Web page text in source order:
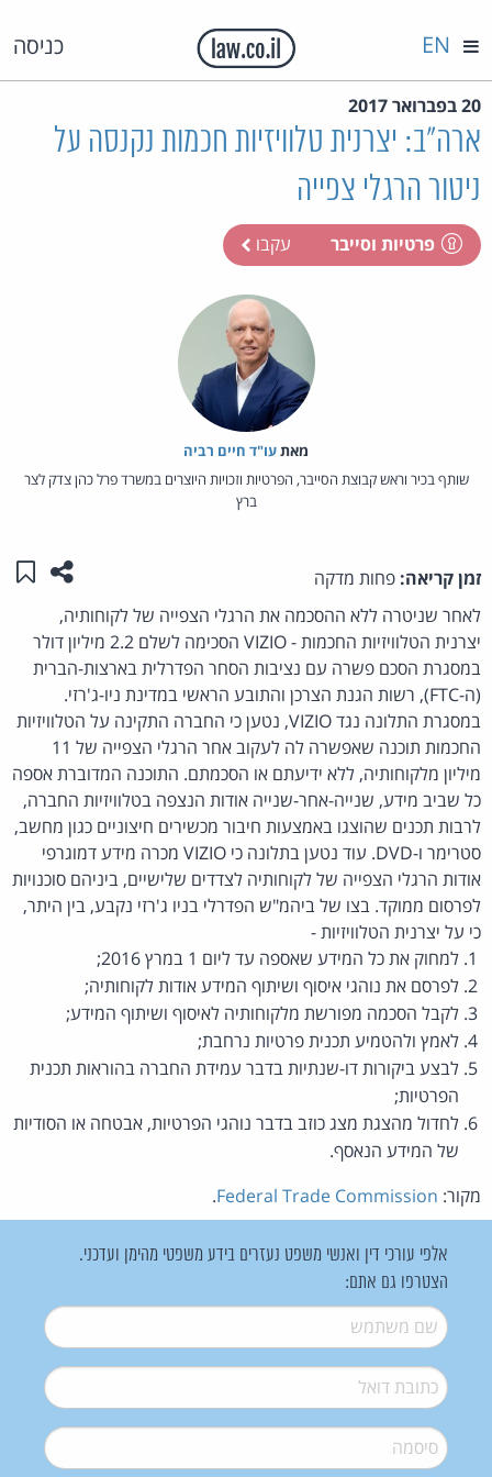
כניסה EN
20 בפברואר 2017
ארה"ב: יצרנית טלוויזיות חכמות נקנסה על
ניטור הרגלי צפייה
פרטיות וסייבר עקבו
מאת‏עו"ד חיים רביה
שותף בכיר וראש קבוצת הסייבר, הפרטיות וזכויות היוצרים במשרד פרל כהן צדק לצר
ברץ
זמן קריאה: פחות מדקה שתפו
לאחר שניטרה ללא ההסכמה את הרגלי הצפייה של לקוחותיה,
יצרנית הטלוויזיות החכמות - VIZIO הסכימה לשלם 2.2 מיליון דולר
במסגרת הסכם פשרה עם נציבות הסחר הפדרלית בארצות-הברית
(ה-FTC), רשות הגנת הצרכן והתובע הראשי במדינת ניו-ג'רזי.
במסגרת התלונה נגד VIZIO, נטען כי החברה התקינה על הטלוויזיות
החכמות תוכנה שאפשרה לה לעקוב אחר הרגלי הצפייה של 11
מיליון מלקוחותיה, ללא ידיעתם או הסכמתם. התוכנה המדוברת אספה
כל שביב מידע, שנייה-אחר-שנייה אודות הנצפה בטלוויזיות החברה,
לרבות תכנים שהוצגו באמצעות חיבור מכשירים חיצוניים כגון מחשב,
סטרימר ו-DVD. עוד נטען בתלונה כי VIZIO מכרה מידע דמוגרפי
אודות הרגלי הצפייה של לקוחותיה לצדדים שלישיים, ביניהם סוכנויות
לפרסום ממוקד. בצו של ביהמ"ש הפדרלי בניו ג'רזי נקבע, בין היתר,
כי על יצרנית הטלוויזיות -
למחוק את כל המידע שאספה עד ליום 1 במרץ 2016;
לפרסם את נוהגי איסוף ושיתוף המידע אודות לקוחותיה;
לקבל הסכמה מפורשת מלקוחותיה לאיסוף ושיתוף המידע;
לאמץ ולהטמיע תכנית פרטיות נרחבת;
לבצע ביקורות דו-שנתיות בדבר עמידת החברה בהוראות תכנית
הפרטיות;
לחדול מהצגת מצג כוזב בדבר נוהגי הפרטיות, אבטחה או הסודיות
של המידע הנאסף.
מקור: Federal Trade Commission
.
אלפי עורכי דין ואנשי משפט נעזרים בידע משפטי מהימן ועדכני.
הצטרפו גם אתם:
שם משתמש*
דואל*
סיסמה*